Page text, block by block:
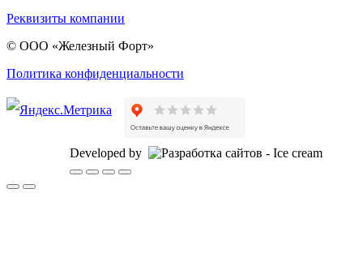
Реквизиты компании
© ООО «Железный Форт»
Политика конфиденциальности
Developed by